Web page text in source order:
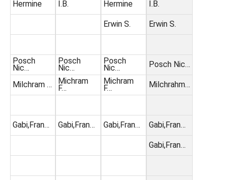
Hermine
Posch
Nic…
Milchram …
Gabi,Fran…
I.B.
Posch
Nic…
Michram
F…
Gabi,Fran…
Hermine
Erwin S.
Posch
Nic…
Michram
F…
Gabi,Fran…
I.B.
Erwin S.
Posch Nic…
Milchrahm…
Gabi,Fran…
Gabi,Fran…